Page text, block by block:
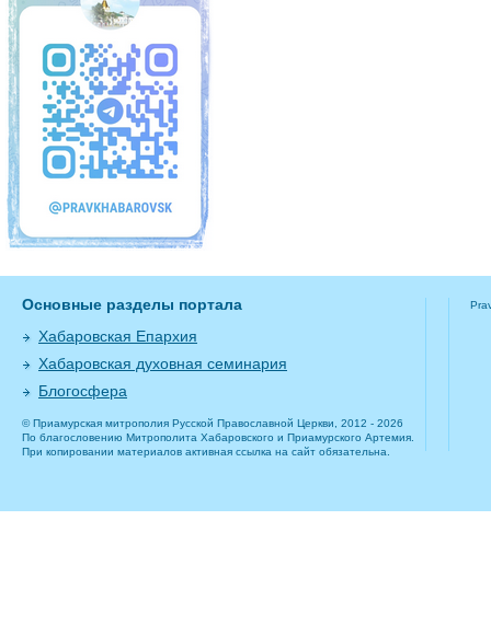
Основные разделы портала
Хабаровская Епархия
Хабаровская духовная семинария
Блогосфера
© Приамурская митрополия Русской Православной Церкви, 2012 - 2026
По благословению Митрополита Хабаровского и Приамурского Артемия.
При копировании материалов активная ссылка на сайт обязательна.